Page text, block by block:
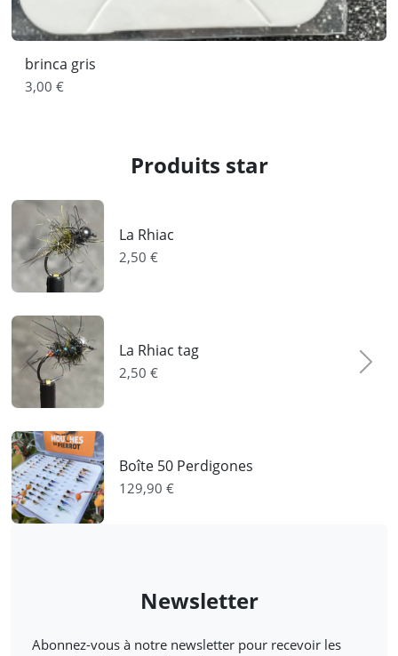
brinca gris
3,00 €
Produits star
La Rhiac
2,50 €
La Rhiac tag
2,50 €
Boîte 50 Perdigones
129,90 €
Précédent
Newsletter
Abonnez-vous à notre newsletter pour recevoir les